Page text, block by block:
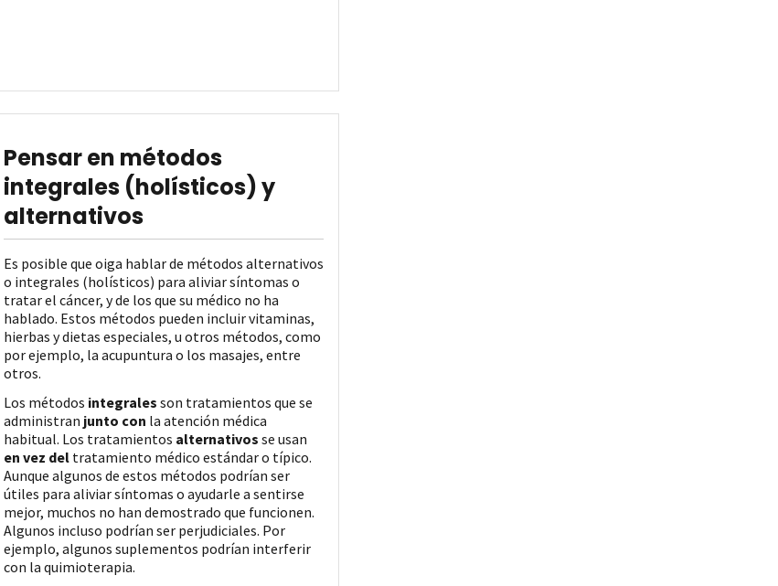
Pensar en métodos
integrales (holísticos) y
alternativos
Es posible que oiga hablar de métodos alternativos
o integrales (holísticos) para aliviar síntomas o
tratar el cáncer, y de los que su médico no ha
hablado. Estos métodos pueden incluir vitaminas,
hierbas y dietas especiales, u otros métodos, como
por ejemplo, la acupuntura o los masajes, entre
otros.
Los métodos integrales son tratamientos que se
administran junto con la atención médica
habitual. Los tratamientos alternativos se usan
en vez deltratamiento médico estándar o típico.
Aunque algunos de estos métodos podrían ser
útiles para aliviar síntomas o ayudarle a sentirse
mejor, muchos no han demostrado que funcionen.
Algunos incluso podrían ser perjudiciales. Por
ejemplo, algunos suplementos podrían interferir
con la quimioterapia.